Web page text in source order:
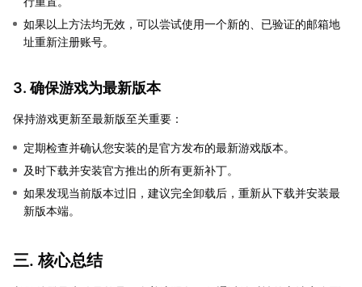
如果以上方法均无效，可以尝试使用一个新的、已验证的邮箱地
址重新注册账号。
3. 确保游戏为最新版本
保持游戏更新至最新版至关重要：
定期检查并确认您安装的是官方发布的最新游戏版本。
及时下载并安装官方推出的所有更新补丁。
如果发现当前版本过旧，建议完全卸载后，重新从下载并安装最
新版本端。
三. 核心总结